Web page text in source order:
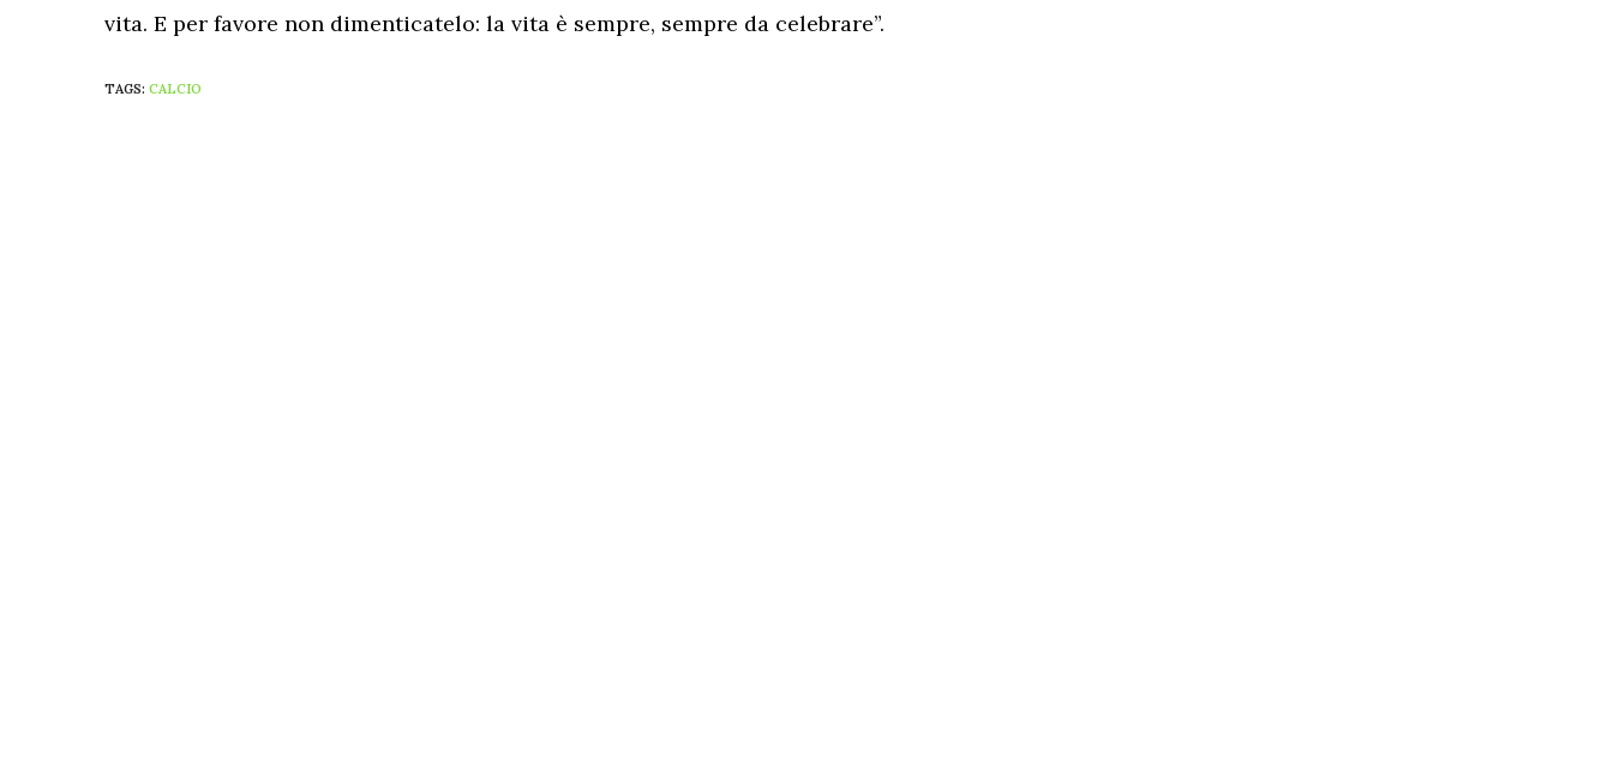
vita. E per favore non dimenticatelo: la vita è sempre, sempre da celebrare”.
TAGS: CALCIO